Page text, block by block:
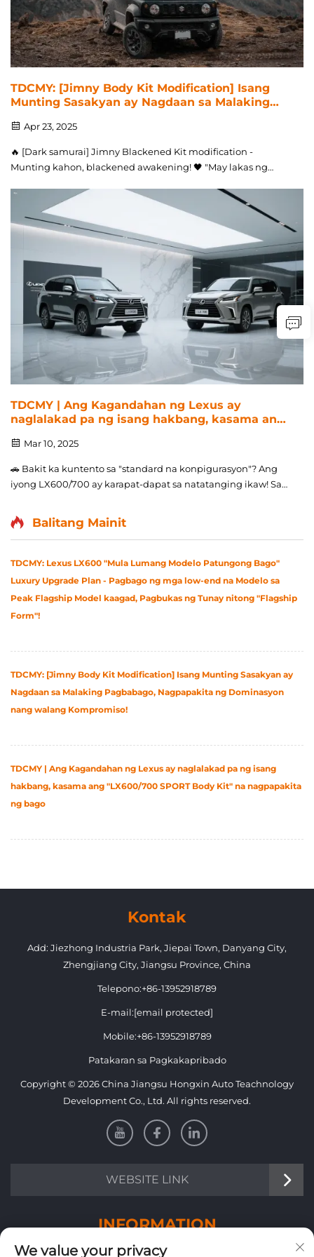
TDCMY: [Jimny Body Kit Modification] Isang
Munting Sasakyan ay Nagdaan sa Malaking
nang walang Kompromiso!
Apr 23, 2025
🔥 [Dark samurai] Jimny Blackened Kit modification -
Munting kahon, blackened awakening! 🖤 "May lakas ng
detalye ng body kit
TDCMY | Ang Kagandahan ng Lexus ay
naglalakad pa ng isang hakbang, kasama ang
ng bago
Mar 10, 2025
🚗 Bakit ka kuntento sa "standard na konpigurasyon"? Ang
iyong LX600/700 ay karapat-dapat sa natatanging ikaw! Sa
kahanginan, ang serye ng Lexus LX ay laging kinikilala dahil
sa kahanga-hangang pagganap, mapagmataas na interior
Balitang Mainit
TDCMY: Lexus LX600 "Mula Lumang Modelo Patungong Bago"
Luxury Upgrade Plan - Pagbago ng mga low-end na Modelo sa
Peak Flagship Model kaagad, Pagbukas ng Tunay nitong "Flagship
Form"!
TDCMY: [Jimny Body Kit Modification] Isang Munting Sasakyan ay
Nagdaan sa Malaking Pagbabago, Nagpapakita ng Dominasyon
nang walang Kompromiso!
TDCMY | Ang Kagandahan ng Lexus ay naglalakad pa ng isang
hakbang, kasama ang "LX600/700 SPORT Body Kit" na nagpapakita
ng bago
Kontak
Add: Jiezhong Industria Park, Jiepai Town, Danyang City,
Zhengjiang City, Jiangsu Province, China
Telepono:+86-13952918789
E-mail:[email protected]
Mobile:+86-13952918789
Patakaran sa Pagkakapribado
Copyright © 2026 China Jiangsu Hongxin Auto Teachnology
Development Co., Ltd. All rights reserved.
WEBSITE LINK
INFORMATION
We value your privacy